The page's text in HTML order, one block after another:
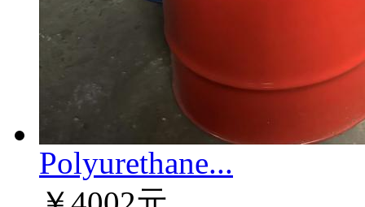
Polyurethane...